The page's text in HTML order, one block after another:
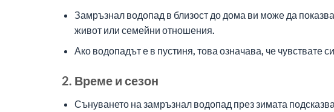
Замръзнал водопад в близост до дома ви може да
живот или семейни отношения.
Ако водопадът е в пустиня, това означава, че чувствате
2. Време и сезон
Сънуването на замръзнал водопад през зимата